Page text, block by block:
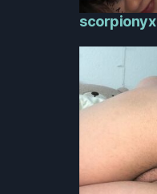
scorpionyx